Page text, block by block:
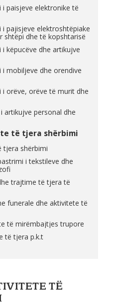
paisjeve elektronike të
elektroshtëpiake
shtëpi dhe të kopshtarisë
dhe artikujve
mobiljeve dhe orendive
orëve, orëve të murit dhe
personal dhe
tjera shërbimi
shërbimi
i tekstileve dhe
trajtime të tjera të
funerale dhe aktivitete të
të mirëmbajtjes trupore
të tjera p.k.t
TË